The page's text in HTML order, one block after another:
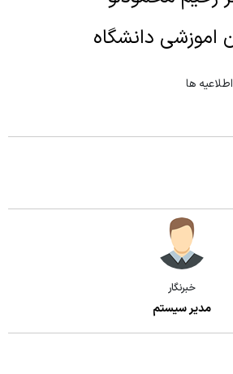
اموزشی دانشگاه
ها
خبرنگار
مدیر سیستم